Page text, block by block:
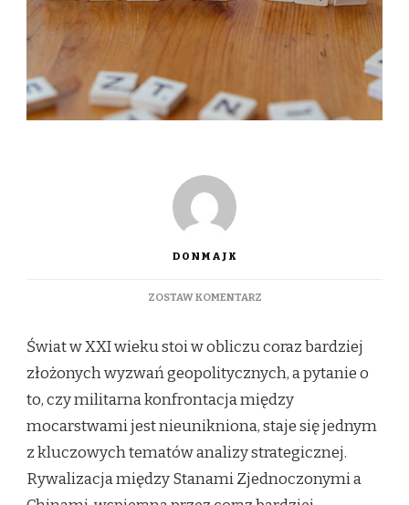
DONMAJK
ZOSTAW KOMENTARZDO
KONFRONTACJA
JEST
NIEUNIKNIONA?
SCENARIUSZE
KONFLIKTU
I
KOEGZYSTENCJI
Świat w XXI wieku stoi w obliczu coraz bardziej
złożonych wyzwań geopolitycznych, a pytanie o
to, czy militarna konfrontacja między
mocarstwami jest nieunikniona, staje się jednym
z kluczowych tematów analizy strategicznej.
Rywalizacja między Stanami Zjednoczonymi a